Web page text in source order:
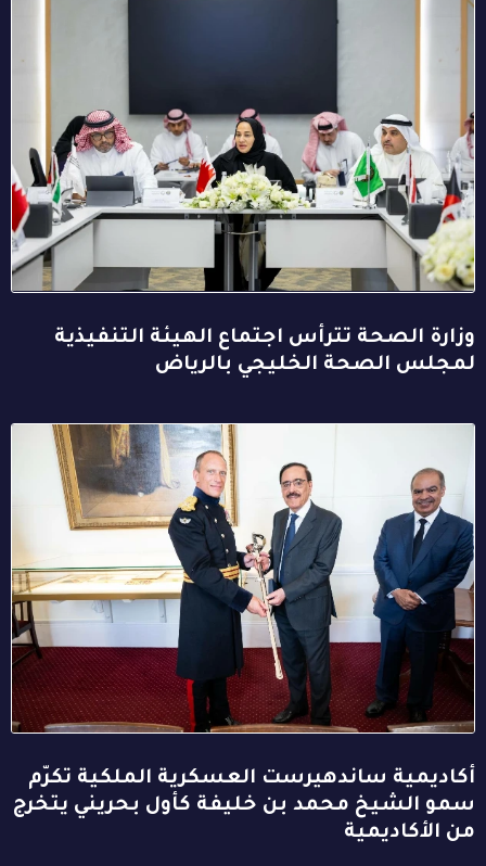
وزارة الصحة تترأس اجتماع الهيئة التنفيذية
لمجلس الصحة الخليجي بالرياض
أكاديمية ساندهيرست العسكرية الملكية تكرّم
سمو الشيخ محمد بن خليفة كأول بحريني يتخرج
من الأكاديمية